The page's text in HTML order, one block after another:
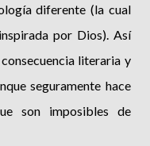
diferente (la cual
por Dios). Así
literaria y
seguramente hace
son imposibles de